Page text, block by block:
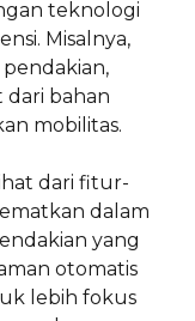
teknologi
Misalnya,
bahan
mobilitas.
dari fitur-
dalam
yang
otomatis
lebih fokus